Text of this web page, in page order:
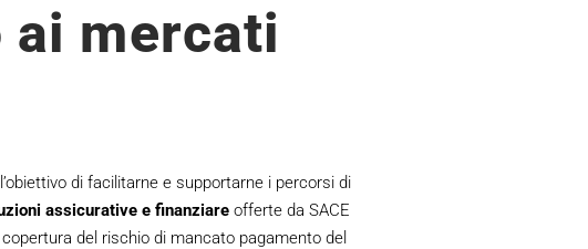
ai mercati
di facilitarne e supportarne i percorsi di
assicurative e finanziare offerte da SACE
del rischio di mancato pagamento del